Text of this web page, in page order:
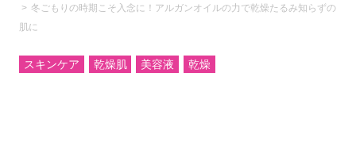
冬ごもりの時期こそ入念に！アルガンオイルの力で乾燥たるみ知らずの
肌に
スキンケア 乾燥肌 美容液 乾燥